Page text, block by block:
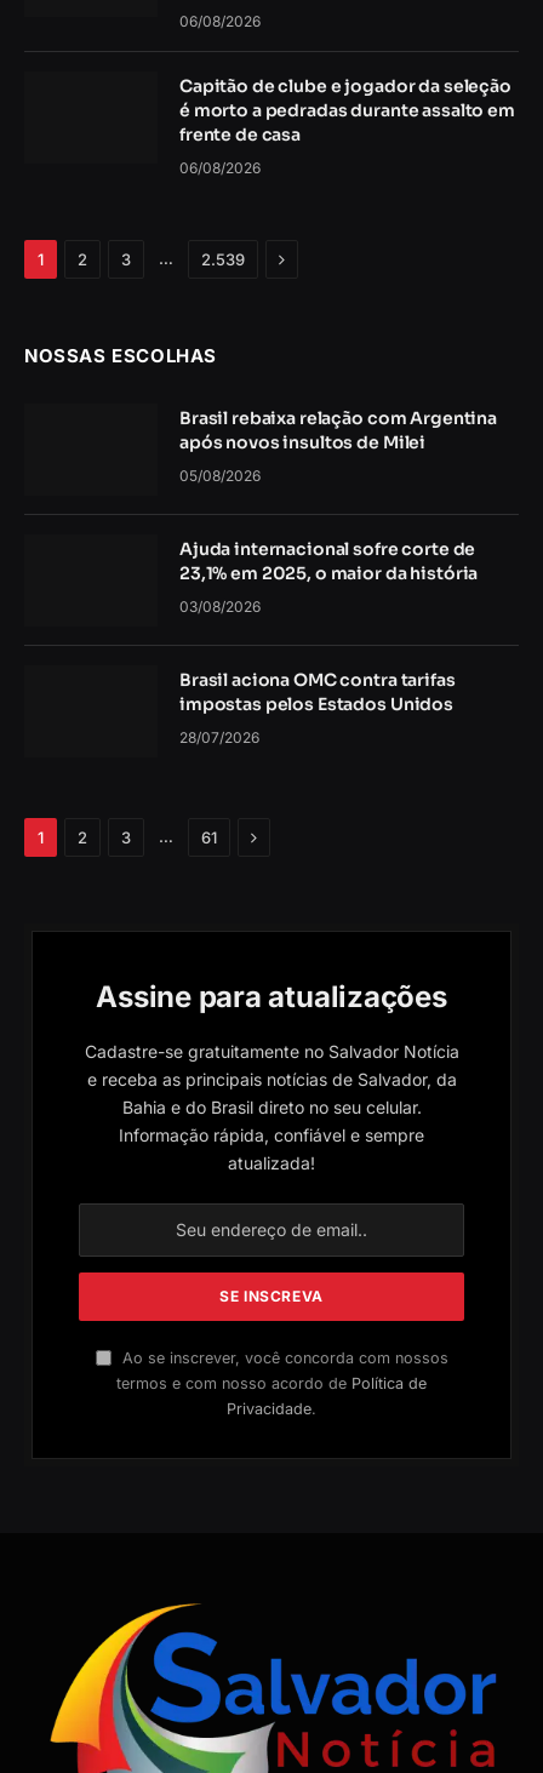
06/08/2026
Capitão de clube e jogador da seleção
é morto a pedradas durante assalto em
frente de casa
06/08/2026
1 2 3 … 2.539 Próximo
NOSSAS ESCOLHAS
Brasil rebaixa relação com Argentina
após novos insultos de Milei
05/08/2026
Ajuda internacional sofre corte de
23,1% em 2025, o maior da história
03/08/2026
Brasil aciona OMC contra tarifas
impostas pelos Estados Unidos
28/07/2026
1 2 3 … 61 Próximo
Assine para atualizações
Cadastre-se gratuitamente no Salvador Notícia
e receba as principais notícias de Salvador, da
Bahia e do Brasil direto no seu celular.
Informação rápida, confiável e sempre
atualizada!
Ao se inscrever, você concorda com nossos
termos e com nosso acordo de Política de
Privacidade.